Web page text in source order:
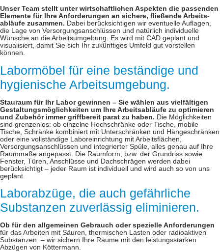
Unser Team stellt unter wirtschaftlichen Aspekten die passenden
Elemente für Ihre Anforderungen an sichere, fließende Arbeits­
abläufe zusammen. Dabei berücksichtigen wir eventuelle Auflagen,
die Lage von Versorgungsanschlüssen und natürlich individuelle
Wünsche an die Arbeitsumgebung. Es wird mit CAD geplant und
visualisiert, damit Sie sich Ihr zukünftiges Umfeld gut vorstellen
können.
Labormöbel für eine beständige und
hygienische Arbeitsumgebung.
Stauraum für Ihr Labor gewinnen – Sie wählen aus vielfältigen
Gestaltungsmöglichkeiten um Ihre Arbeitsabläufe zu optimieren
und Zubehör immer griffbereit parat zu haben. Die Möglichkeiten
sind grenzenlos: ob einzelne Hochschränke oder Tische, mobile
Tische, Schränke kombiniert mit Unterschränken und Hängeschränken
oder eine vollständige Laboreinrichtung mit Arbeitsflächen,
Versorgungsanschlüssen und integrierter Spüle, alles genau auf Ihre
Raummaße angepasst. Die Raumform, bzw. der Grundriss sowie
Fenster, Türen, Anschlüsse und Dachschrägen werden dabei
berücksichtigt – jeder Raum ist individuell und wird auch so von uns
geplant.
Laborabzüge, die auch gefährliche
Substanzen zuverlässig eliminieren.
Ob für den allgemeinen Gebrauch oder spezielle Anforderungen
für das Arbeiten mit Säuren, thermischen Lasten oder radioaktiven
Substanzen – wir sichern Ihre Räume mit den leistungsstarken
Abzügen von Köttermann.